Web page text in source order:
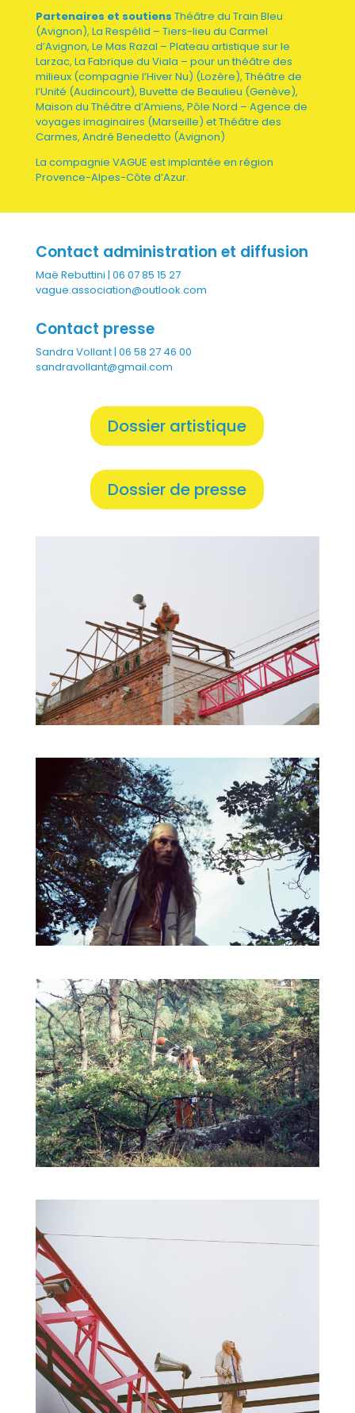
Partenaires et soutiens Théâtre du Train Bleu
(Avignon), La Respélid – Tiers-lieu du Carmel
d’Avignon, Le Mas Razal – Plateau artistique sur le
Larzac, La Fabrique du Viala – pour un théâtre des
milieux (compagnie l’Hiver Nu) (Lozère), Théâtre de
l’Unité (Audincourt), Buvette de Beaulieu (Genève),
Maison du Théâtre d’Amiens, Pôle Nord – Agence de
voyages imaginaires (Marseille) et Théâtre des
Carmes, André Benedetto (Avignon)
La compagnie VAGUE est implantée en région
Provence-Alpes-Côte d’Azur.
Contact administration et diffusion
Maë Rebuttini | 06 07 85 15 27
vague.association@outlook.com
Contact presse
Sandra Vollant | 06 58 27 46 00
sandravollant@gmail.com
Dossier artistique
Dossier de presse